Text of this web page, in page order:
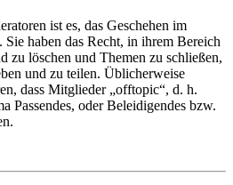
ist es, das Geschehen im
Sie haben das Recht, in ihrem Bereich
zu löschen und Themen zu schließen,
und zu teilen. Üblicherweise
dass Mitglieder „offtopic“, d. h.
Passendes, oder Beleidigendes bzw.